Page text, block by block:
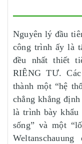
Nguyên lý đầu
công trình ấy là
đều nhất thiết
RIÊNG TƯ.
thành một “hệ
chẳng khẳng
là trình bày
sống” và một